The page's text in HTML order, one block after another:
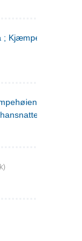
Kjæmpehøien ;
(1850) ;